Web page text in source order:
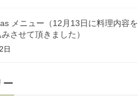
メニュー（12月13日に料理内容を
させて頂きました）
日
ー